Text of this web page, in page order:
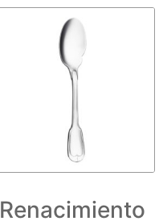
Renacimiento